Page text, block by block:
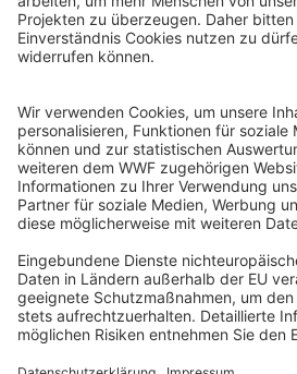
WWF Deutschland
Reinhardtstr. 18
10117 Berlin
Ihre Spende kann steuerlich geltend
Registriert als Stiftung WWF
Justiz Berlin, Az: 3416/976/2
Umsatzsteuer-Identifikationsnummer:
Freistellungsbescheid: Als
von der Körperschaftssteuer gem. §5 I 9
Steuernummer 27/641/09321